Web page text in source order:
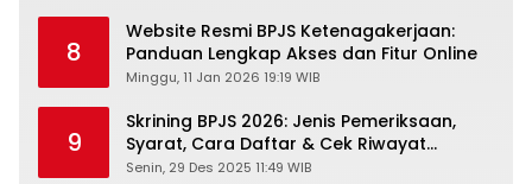
8
Website Resmi BPJS Ketenagakerjaan:
Panduan Lengkap Akses dan Fitur Online
Minggu, 11 Jan 2026 19:19 WIB
9
Skrining BPJS 2026: Jenis Pemeriksaan,
Syarat, Cara Daftar & Cek Riwayat
Kesehatan Gratis
Senin, 29 Des 2025 11:49 WIB